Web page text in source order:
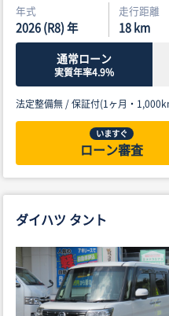
年式
2026 (R8) 年
走行距離
18km
通常ローン
実質年率4.9%
法定整備無 /保証付(1ヶ月・
いますぐ
ローン審査
ダイハツ タント